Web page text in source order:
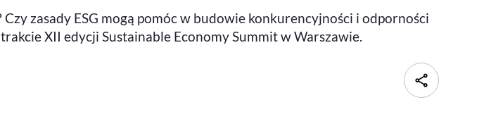
Deklaracja dostępności, otwiera się w nowym oknie
Zgłoś problem
, otwiera się w
zasady ESG mogą pomóc w budowie konkurencyjności i odporności
XII edycji Sustainable Economy Summit w Warszawie.